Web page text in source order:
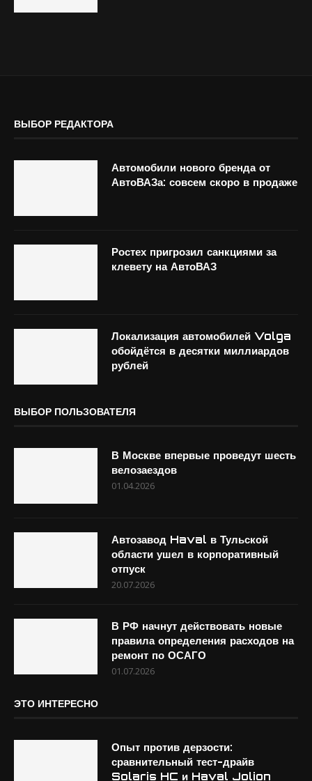
ВЫБОР РЕДАКТОРА
Автомобили нового бренда от
АвтоВАЗа: совсем скоро в продаже
Ростех пригрозил санкциями за
клевету на АвтоВАЗ
Локализация автомобилей Volga
обойдётся в десятки миллиардов
рублей
ВЫБОР ПОЛЬЗОВАТЕЛЯ
В Москве впервые проведут шесть
велозаездов
01.04.2026
Автозавод Haval в Тульской
области ушел в корпоративный
отпуск
20.07.2026
В РФ начнут действовать новые
правила определения расходов на
ремонт по ОСАГО
01.07.2026
ЭТО ИНТЕРЕСНО
Опыт против дерзости:
сравнительный тест-драйв
Solaris HC и Haval Jolion